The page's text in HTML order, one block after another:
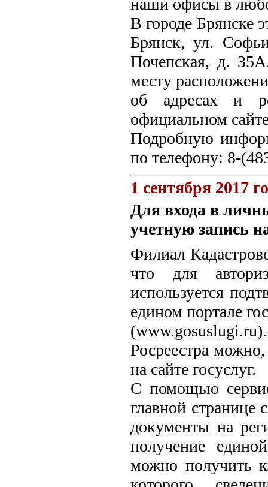
наши офисы в
В городе Брянске
Брянск, ул.
Почепская, д.
месту
об адресах и
официальном
Подробную
по телефону: 8-
1 сентября 2017
Для входа в
учетную запись
Филиал
что для
используется
едином портале
Росреестра
на сайте госуслуг.
С помощью
главной странице
документы на
получение
можно получить